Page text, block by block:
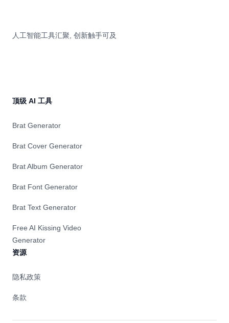
人工智能工具汇聚, 创新触手可及
顶级 AI 工具
Brat Generator
Brat Cover Generator
Brat Album Generator
Brat Font Generator
Brat Text Generator
Free AI Kissing Video
Generator
资源
隐私政策
条款